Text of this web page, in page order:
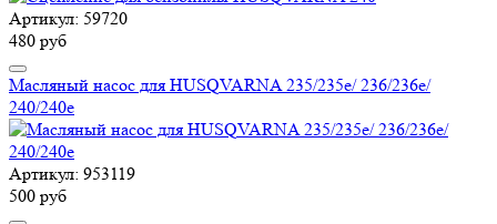
Артикул: 59720
480 руб
Масляный насос для HUSQVARNA 235/235e/ 236/236e/
240/240e
Артикул: 953119
500 руб